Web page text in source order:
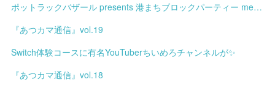
ポットラックバザール presents 港まちブロックパーティー meets みなと土曜市
『あつカマ通信』vol.19
Switch体験コースに有名YouTuberちいめろチャンネルが✨
『あつカマ通信』vol.18